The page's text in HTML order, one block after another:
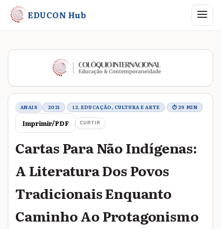
EDUCON Hub Abrir
Metadados do trabalho
ANAIS 2021 12. EDUCAÇÃO, CULTURA E ARTE ⏱ 29 MIN
Imprimir/PDF CURTIR
Cartas Para Não Indígenas:
A Literatura Dos Povos
Tradicionais Enquanto
Caminho Ao Protagonismo